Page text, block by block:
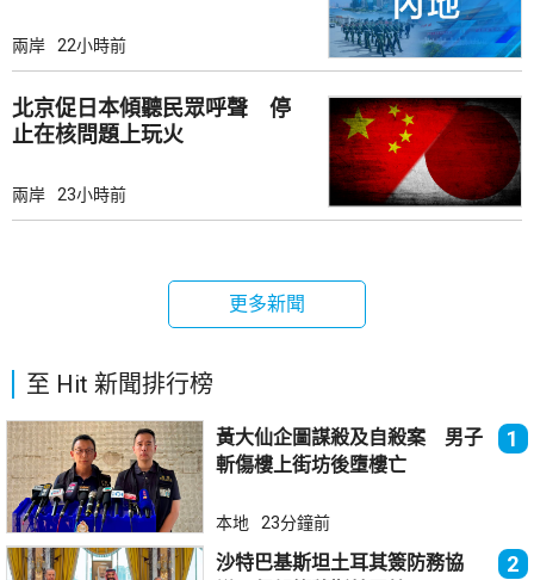
兩岸 22小時前
北京促日本傾聽民眾呼聲 停
止在核問題上玩火
兩岸 23小時前
更多新聞
至 Hit 新聞排行榜
黃大仙企圖謀殺及自殺案 男子
斬傷樓上街坊後墮樓亡
1
本地 23分鐘前
沙特巴基斯坦土耳其簽防務協
2